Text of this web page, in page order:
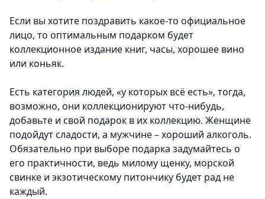
Если вы хотите поздравить какое-то официальное
лицо, то оптимальным подарком будет
коллекционное издание книг, часы, хорошее вино
или коньяк.
Есть категория людей, «у которых всё есть», тогда,
возможно, они коллекционируют что-нибудь,
добавьте и свой подарок в их коллекцию. Женщине
подойдут сладости, а мужчине – хороший алкоголь.
Обязательно при выборе подарка задумайтесь о
его практичности, ведь милому щенку, морской
свинке и экзотическому питончику будет рад не
каждый.